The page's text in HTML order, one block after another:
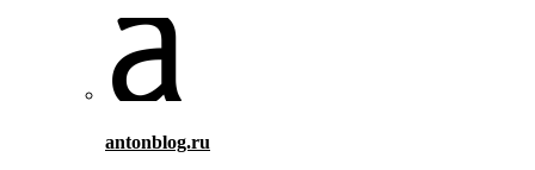
antonblog.ru